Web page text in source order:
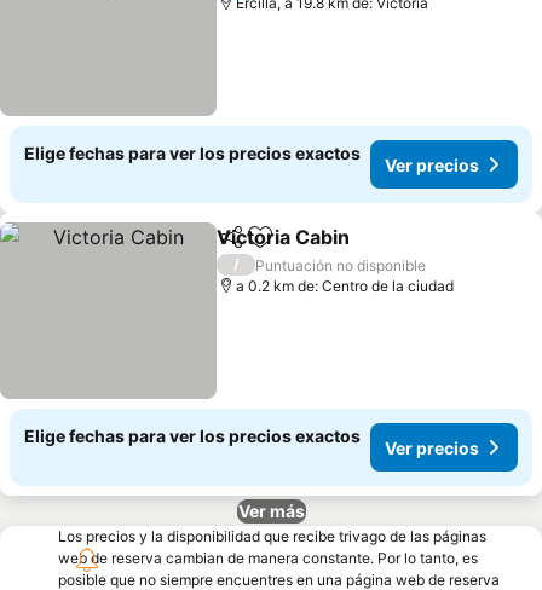
Elige fechas para ver los precios exactos
Ver precios
CompartirAgregar a favoritos
Victoria Cabin
/
Puntuación no disponible
a 0.2 km de: Centro de la ciudad
Elige fechas para ver los precios exactos
Ver precios
Ver más
Los precios y la disponibilidad que recibe trivago de las páginas
web de reserva cambian de manera constante. Por lo tanto, es
posible que no siempre encuentres en una página web de reserva